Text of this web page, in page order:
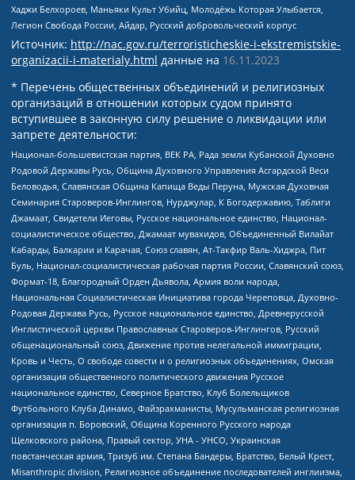
Хаджи Белхороев, Маньяки Культ Убийц, Молодёжь Которая Улыбается,
Легион Свобода России, Айдар, Русский добровольческий корпус
Источник: http://nac.gov.ru/terroristicheskie-i-ekstremistskie-
organizacii-i-materialy.html данные на 16.11.2023
* Перечень общественных объединений и религиозных
организаций в отношении которых судом принято
вступившее в законную силу решение о ликвидации или
запрете деятельности:
Национал-большевистская партия, ВЕК РА, Рада земли Кубанской Духовно
Родовой Державы Русь, Община Духовного Управления Асгардской Веси
Беловодья, Славянская Община Капища Веды Перуна, Мужская Духовная
Семинария Староверов-Инглингов, Нурджулар, К Богодержавию, Таблиги
Джамаат, Свидетели Иеговы, Русское национальное единство, Национал-
социалистическое общество, Джамаат мувахидов, Объединенный Вилайат
Кабарды, Балкарии и Карачая, Союз славян, Ат-Такфир Валь-Хиджра, Пит
Буль, Национал-социалистическая рабочая партия России, Славянский союз,
Формат-18, Благородный Орден Дьявола, Армия воли народа,
Национальная Социалистическая Инициатива города Череповца, Духовно-
Родовая Держава Русь, Русское национальное единство, Древнерусской
Инглистической церкви Православных Староверов-Инглингов, Русский
общенациональный союз, Движение против нелегальной иммиграции,
Кровь и Честь, О свободе совести и о религиозных объединениях, Омская
организация общественного политического движения Русское
национальное единство, Северное Братство, Клуб Болельщиков
Футбольного Клуба Динамо, Файзрахманисты, Мусульманская религиозная
организация п. Боровский, Община Коренного Русского народа
Щелковского района, Правый сектор, УНА - УНСО, Украинская
повстанческая армия, Тризуб им. Степана Бандеры, Братство, Белый Крест,
Misanthropic division, Религиозное объединение последователей инглиизма,